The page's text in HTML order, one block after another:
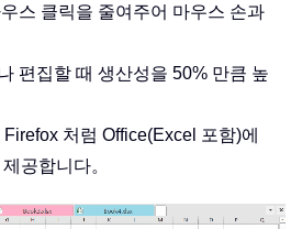
스 클릭을 줄여주어 마우스 손과
편집할 때 생산성을 50% 만큼 높
처럼 Office(Excel 포함)에
공합니다。